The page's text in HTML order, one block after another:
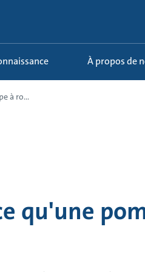
À propos de
à ro...
qu'une